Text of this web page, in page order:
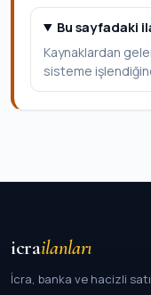
Bu sayfadaki
Kaynaklardan
sisteme
icrailanları
İcra, banka ve hacizli